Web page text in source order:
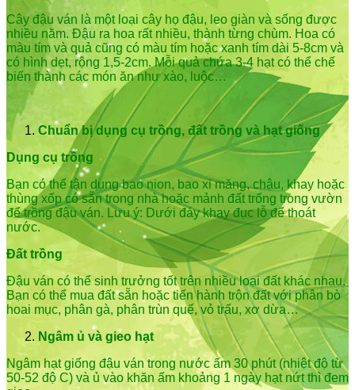
Cây đậu ván là một loại cây họ đậu, leo giàn và sống được
nhiều năm. Đậu ra hoa rất nhiều, thành từng chùm. Hoa có
màu tím và quả cũng có màu tím hoặc xanh tím dài 5-8cm và
có hình dẹt, rộng 1,5-2cm. Mỗi quả chứa 3-4 hạt có thể chế
biến thành các món ăn như xào, luộc…
Chuẩn bị dụng cụ trồng, đất trồng và hạt giống
Dụng cụ trồng
Bạn có thể tận dụng bao nion, bao xi măng, chậu, khay hoặc
thùng xốp có sẵn trong nhà hoặc mảnh đất trống trong vườn
để trồng đậu ván. Lưu ý: Dưới đáy khay đục lỗ để thoát
nước.
Đất trồng
Đậu ván có thể sinh trưởng tốt trên nhiều loại đất khác nhau.
Bạn có thể mua đất sẵn hoặc tiến hành trộn đất với phân bò
hoai mục, phân gà, phân trùn quế, vỏ trấu, xơ dừa…
Ngâm ủ và gieo hạt
Ngâm hạt giống đậu ván trong nước ấm 30 phút (nhiệt độ từ
50-52 độ C) và ủ vào khăn ấm khoảng 1 ngày hạt nứt thì đem